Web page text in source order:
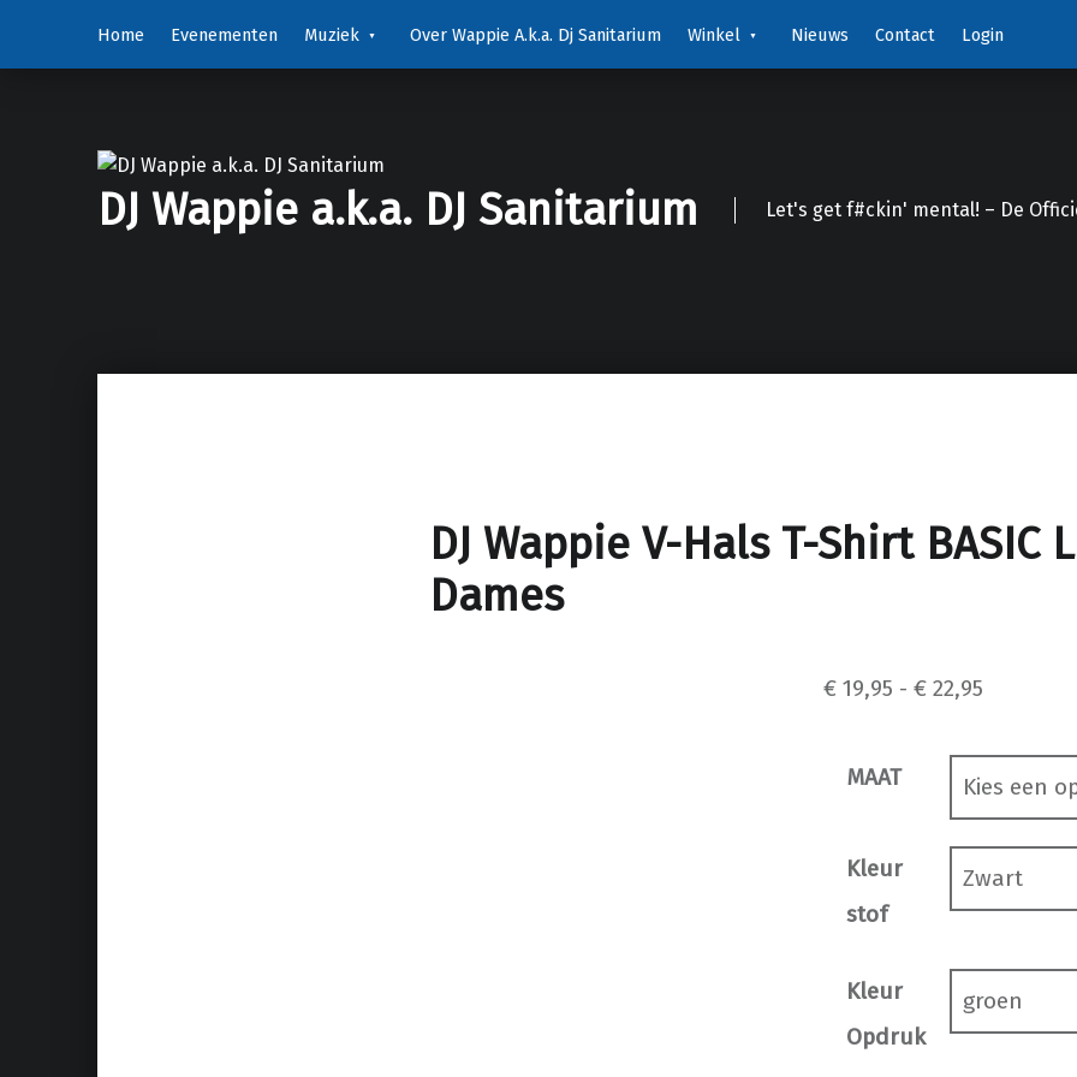
Home
Evenementen Muziek Over Wappie A.k.a. Dj Sanitarium Winkel Nieuws Contact Login
DJ Wappie a.k.a. DJ Sanitarium Let's get f#ckin' mental! – De
DJ Wappie V-Hals T-Shirt BASIC
Dames
€19,95 - €22,95Prijsklasse: € 19,95 tot € 22,95
MAAT
Kleur
stof
Kleur
Opdruk